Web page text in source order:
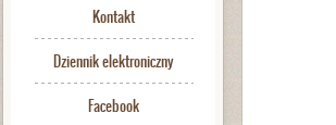
Kontakt
Dziennik elektroniczny
Facebook